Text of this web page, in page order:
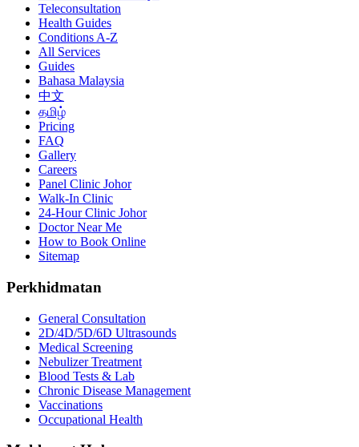
Teleconsultation
Health Guides
Conditions A-Z
All Services
Guides
Bahasa Malaysia
中文
தமிழ்
Pricing
FAQ
Gallery
Careers
Panel Clinic Johor
Walk-In Clinic
24-Hour Clinic Johor
Doctor Near Me
How to Book Online
Sitemap
Perkhidmatan
General Consultation
2D/4D/5D/6D Ultrasounds
Medical Screening
Nebulizer Treatment
Blood Tests & Lab
Chronic Disease Management
Vaccinations
Occupational Health